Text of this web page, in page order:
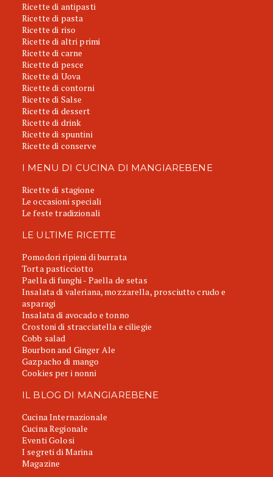
Ricette di antipasti
Ricette di pasta
Ricette di riso
Ricette di altri primi
Ricette di carne
Ricette di pesce
Ricette di Uova
Ricette di contorni
Ricette di Salse
Ricette di dessert
Ricette di drink
Ricette di spuntini
Ricette di conserve
I MENU DI CUCINA DI MANGIAREBENE
Ricette di stagione
Le occasioni speciali
Le feste tradizionali
LE ULTIME RICETTE
Pomodori ripieni di burrata
Torta pasticciotto
Paella di funghi - Paella de setas
Insalata di valeriana, mozzarella, prosciutto crudo e
asparagi
Insalata di avocado e tonno
Crostoni di stracciatella e ciliegie
Cobb salad
Bourbon and Ginger Ale
Gazpacho di mango
Cookies per i nonni
IL BLOG DI MANGIAREBENE
Cucina Internazionale
Cucina Regionale
Eventi Golosi
I segreti di Marina
Magazine